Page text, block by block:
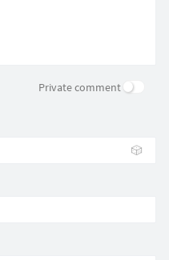
Private comment
🎲